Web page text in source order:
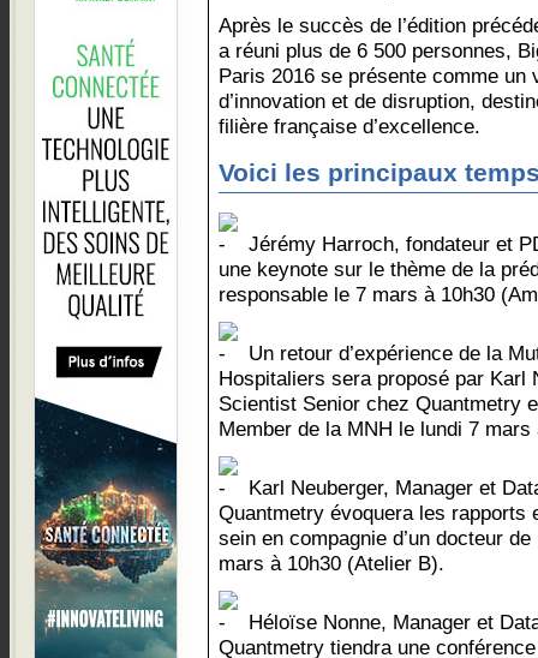
Après le succès de l’édition
a réuni plus de 6 500 personnes,
Paris 2016 se présente comme un
d’innovation et de disruption,
filière française d’excellence.
Voici les principaux
Jérémy Harroch, fondateur et
une keynote sur le thème de la
responsable le 7 mars à 10h30
Un retour d’expérience de la
Hospitaliers sera proposé par Karl
Scientist Senior chez Quantmetry
Member de la MNH le lundi 7 mars
Karl Neuberger, Manager et
Quantmetry évoquera les rapports
sein en compagnie d’un docteur
mars à 10h30 (Atelier B).
Héloïse Nonne, Manager et
Quantmetry tiendra une